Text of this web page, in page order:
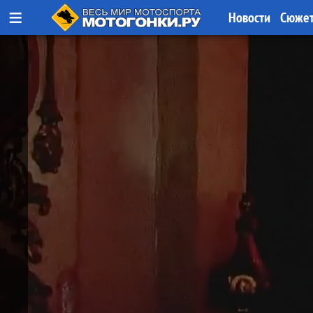
≡ Новости